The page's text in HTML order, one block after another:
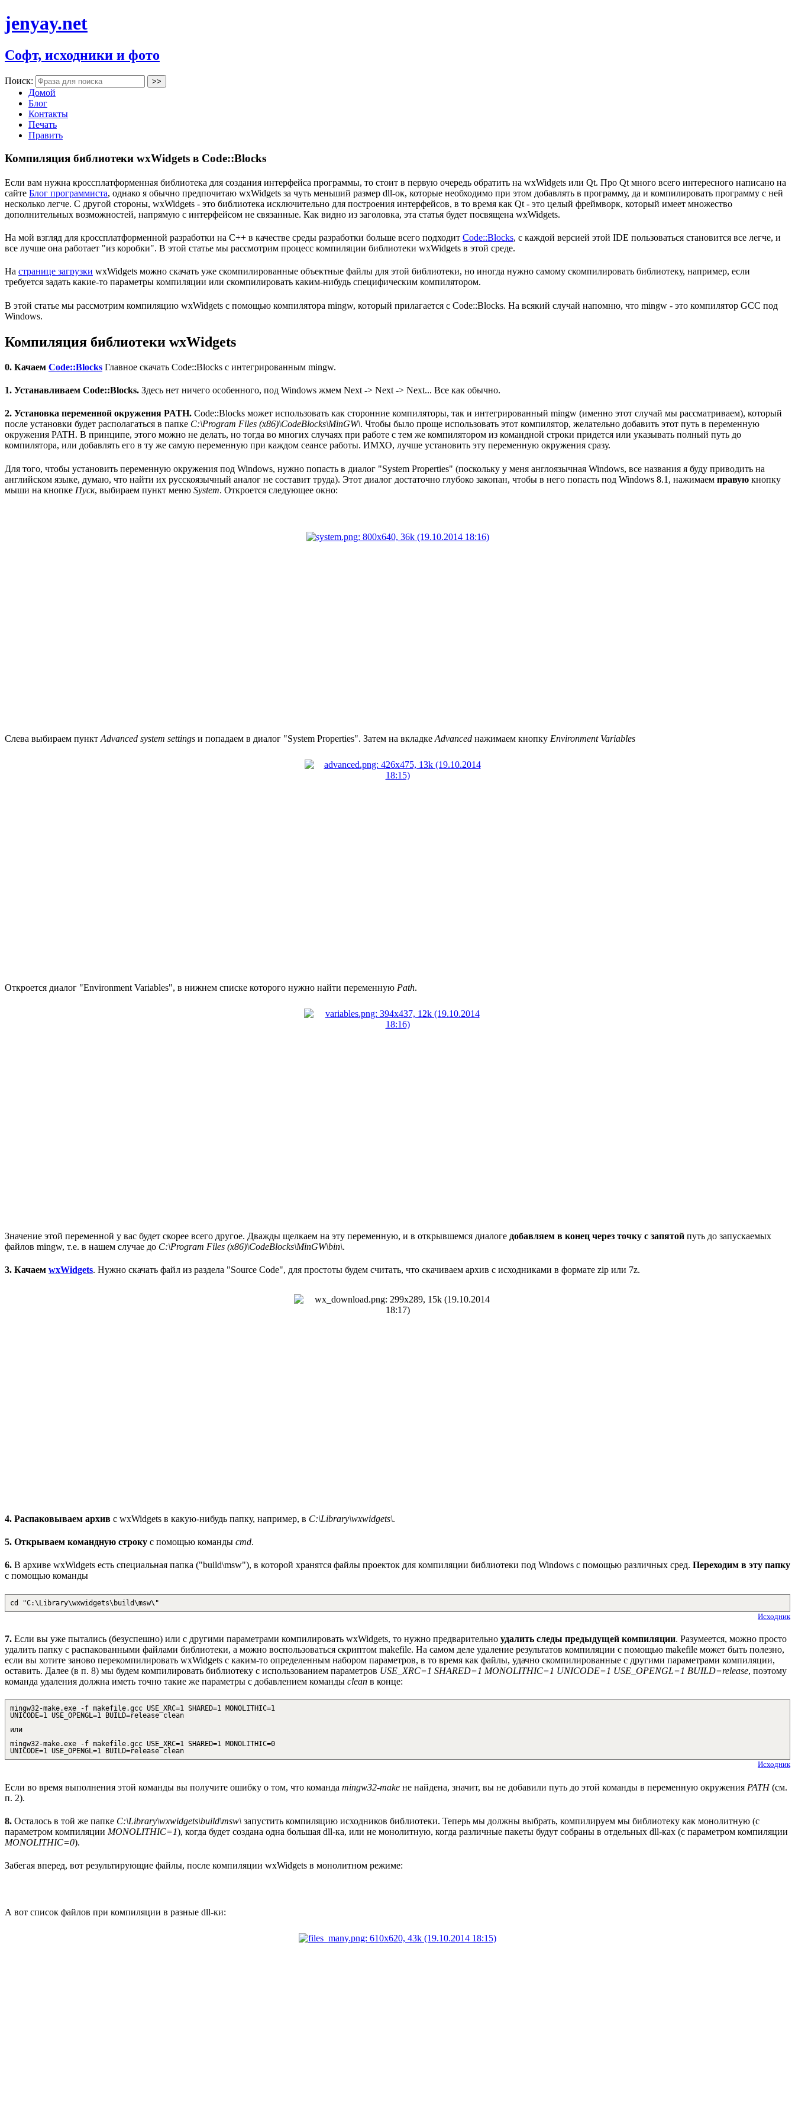
jenyay.net
Софт, исходники и фото
Поиск:
Домой
Блог
Контакты
Печать
Править
Компиляция библиотеки wxWidgets в Code::Blocks
Если вам нужна кроссплатформенная библиотека для создания интерфейса программы, то стоит в первую очередь обратить на wxWidgets или Qt. Про Qt много всего интересного написано на
сайте Блог программиста, однако я обычно предпочитаю wxWidgets за чуть меньший размер dll-ок, которые необходимо при этом добавлять в программу, да и компилировать программу с ней
несколько легче. С другой стороны, wxWidgets - это библиотека исключительно для построения интерфейсов, в то время как Qt - это целый фреймворк, который имеет множество
дополнительных возможностей, напрямую с интерфейсом не связанные. Как видно из заголовка, эта статья будет посвящена wxWidgets.
На мой взгляд для кроссплатформенной разработки на C++ в качестве среды разработки больше всего подходит Code::Blocks, с каждой версией этой IDE пользоваться становится все легче, и
все лучше она работает "из коробки". В этой статье мы рассмотрим процесс компиляции библиотеки wxWidgets в этой среде.
На странице загрузки wxWidgets можно скачать уже скомпилированные объектные файлы для этой библиотеки, но иногда нужно самому скомпилировать библиотеку, например, если
требуется задать какие-то параметры компиляции или скомпилировать каким-нибудь специфическим компилятором.
В этой статье мы рассмотрим компиляцию wxWidgets с помощью компилятора mingw, который прилагается с Code::Blocks. На всякий случай напомню, что mingw - это компилятор GCC под
Windows.
Компиляция библиотеки wxWidgets
0. Качаем Code::Blocks Главное скачать Code::Blocks с интегрированным mingw.
1. Устанавливаем Code::Blocks. Здесь нет ничего особенного, под Windows жмем Next -> Next -> Next... Все как обычно.
2. Установка переменной окружения PATH. Code::Blocks может использовать как сторонние компиляторы, так и интегрированный mingw (именно этот случай мы рассматриваем), который
после установки будет располагаться в папке C:\Program Files (x86)\CodeBlocks\MinGW\. Чтобы было проще использовать этот компилятор, желательно добавить этот путь в переменную
окружения PATH. В принципе, этого можно не делать, но тогда во многих случаях при работе с тем же компилятором из командной строки придется или указывать полный путь до
компилятора, или добавлять его в ту же самую переменную при каждом сеансе работы. ИМХО, лучше установить эту переменную окружения сразу.
Для того, чтобы установить переменную окружения под Windows, нужно попасть в диалог "System Properties" (поскольку у меня англоязычная Windows, все названия я буду приводить на
английском языке, думаю, что найти их русскоязычный аналог не составит труда). Этот диалог достаточно глубоко закопан, чтобы в него попасть под Windows 8.1, нажимаем правую кнопку
мыши на кнопке Пуск, выбираем пункт меню System. Откроется следующее окно:
Слева выбираем пункт Advanced system settings и попадаем в диалог "System Properties". Затем на вкладке Advanced нажимаем кнопку Environment Variables
Откроется диалог "Environment Variables", в нижнем списке которого нужно найти переменную Path.
Значение этой переменной у вас будет скорее всего другое. Дважды щелкаем на эту переменную, и в открывшемся диалоге добавляем в конец через точку с запятой путь до запускаемых
файлов mingw, т.е. в нашем случае до C:\Program Files (x86)\CodeBlocks\MinGW\bin\.
3. Качаем wxWidgets. Нужно скачать файл из раздела "Source Code", для простоты будем считать, что скачиваем архив с исходниками в формате zip или 7z.
4. Распаковываем архив с wxWidgets в какую-нибудь папку, например, в C:\Library\wxwidgets\.
5. Открываем командную строку с помощью команды cmd.
6. В архиве wxWidgets есть специальная папка ("build\msw"), в которой хранятся файлы проекток для компиляции библиотеки под Windows с помощью различных сред. Переходим в эту папку
с помощью команды
cd "C:\Library\wxwidgets\build\msw\"
Исходник
7. Если вы уже пытались (безуспешно) или с другими параметрами компилировать wxWidgets, то нужно предварительно удалить следы предыдущей компиляции. Разумеется, можно просто
удалить папку с распакованными файлами библиотеки, а можно воспользоваться скриптом makefile. На самом деле удаление результатов компиляции с помощью makefile может быть полезно,
если вы хотите заново перекомпилировать wxWidgets с каким-то определенным набором параметров, в то время как файлы, удачно скомпилированные с другими параметрами компиляции,
оставить. Далее (в п. 8) мы будем компилировать библиотеку с использованием параметров USE_XRC=1 SHARED=1 MONOLITHIC=1 UNICODE=1 USE_OPENGL=1 BUILD=release, поэтому
команда удаления должна иметь точно такие же параметры с добавлением команды clean в конце:
mingw32-make.exe -f makefile.gcc USE_XRC=1 SHARED=1 MONOLITHIC=1
UNICODE=1 USE_OPENGL=1 BUILD=release clean
или
mingw32-make.exe -f makefile.gcc USE_XRC=1 SHARED=1 MONOLITHIC=0
UNICODE=1 USE_OPENGL=1 BUILD=release clean
Исходник
Если во время выполнения этой команды вы получите ошибку о том, что команда mingw32-make не найдена, значит, вы не добавили путь до этой команды в переменную окружения PATH(см.
п. 2).
8. Осталось в той же папке C:\Library\wxwidgets\build\msw\ запустить компиляцию исходников библиотеки. Теперь мы должны выбрать, компилируем мы библиотеку как монолитную (с
параметром компиляции MONOLITHIC=1), когда будет создана одна большая dll-ка, или не монолитную, когда различные пакеты будут собраны в отдельных dll-ках (с параметром компиляции
MONOLITHIC=0).
Забегая вперед, вот результирующие файлы, после компиляции wxWidgets в монолитном режиме:
А вот список файлов при компиляции в разные dll-ки: